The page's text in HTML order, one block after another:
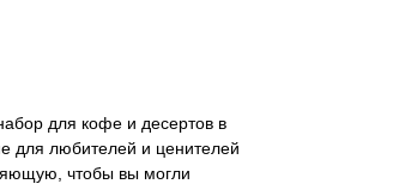
для кофе и десертов в
для любителей и ценителей
чтобы вы могли